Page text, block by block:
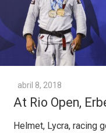
abril 8, 2018
At Rio Open,
Helmet, Lycra, racing